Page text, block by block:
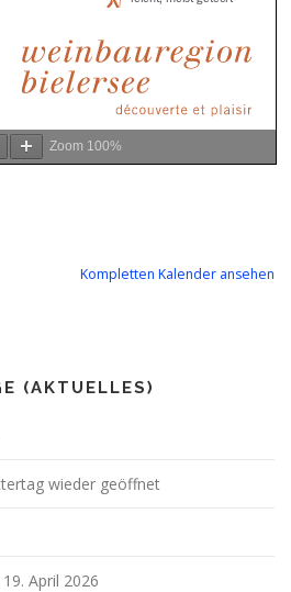
Zoom 100%
Kompletten Kalender ansehen
(AKTUELLES)
wieder geöffnet
April 2026